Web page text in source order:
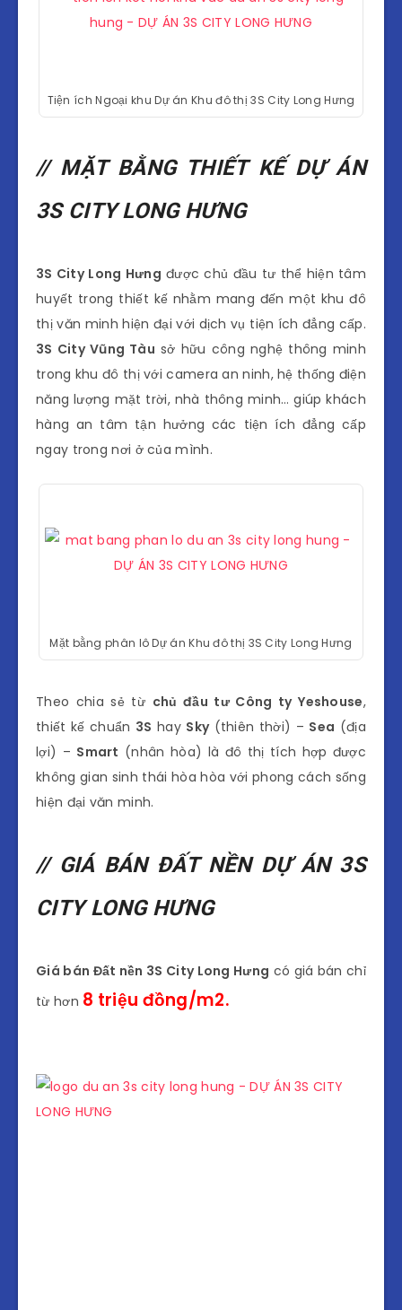
Tiện ích Ngoại khu Dự án Khu đô thị 3S City Long Hưng
// MẶT BẰNG THIẾT KẾ DỰ ÁN
3S CITY LONG HƯNG
3S City Long Hưng được chủ đầu tư thể hiện tâm
huyết trong thiết kế nhằm mang đến một khu đô
thị văn minh hiện đại với dịch vụ tiện ích đẳng cấp.
3S City Vũng Tàu sở hữu công nghệ thông minh
trong khu đô thị với camera an ninh, hệ thống điện
năng lượng mặt trời, nhà thông minh… giúp khách
hàng an tâm tận hưởng các tiện ích đẳng cấp
ngay trong nơi ở của mình.
Mặt bằng phân lô Dự án Khu đô thị 3S City Long Hưng
Theo chia sẻ từ chủ đầu tư Công ty Yeshouse,
thiết kế chuẩn 3S hay Sky(thiên thời) – Sea (địa
lợi) – Smart (nhân hòa) là đô thị tích hợp được
không gian sinh thái hòa hòa với phong cách sống
hiện đại văn minh.
// GIÁ BÁN ĐẤT NỀN DỰ ÁN 3S
CITY LONG HƯNG
Giá bán Đất nền 3S City Long Hưng có giá bán chỉ
từ hơn 8 triệu đồng/m2.